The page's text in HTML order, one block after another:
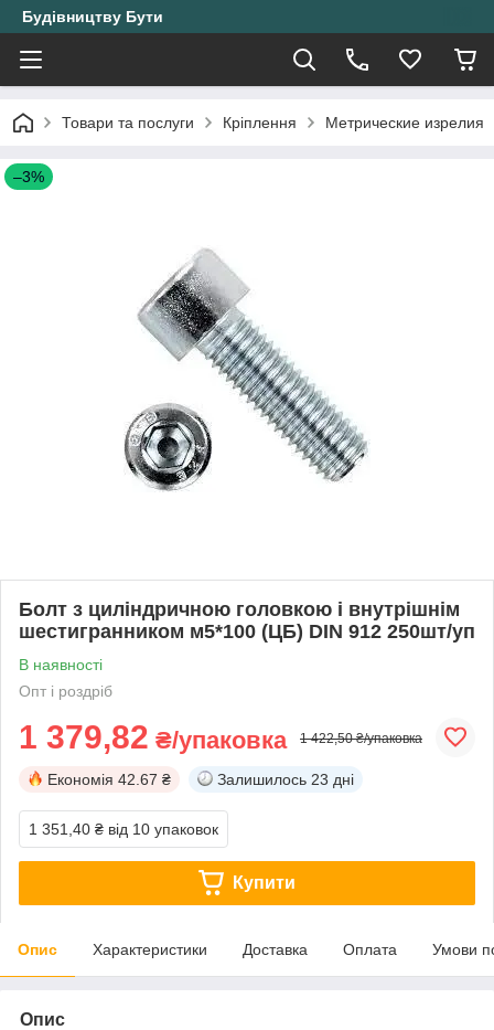
Будівництву Бути
Товари та послуги Кріплення Метрические изрелия
–3%
Болт з циліндричною головкою і внутрішнім
шестигранником м5*100 (ЦБ) DIN 912 250шт/уп
В наявності
Опт і роздріб
1 379,82 ₴/упаковка 1 422,50 ₴/упаковка
Економія 42.67 ₴ Залишилось 23 дні
1 351,40 ₴ від 10 упаковок
Купити
Опис Характеристики Доставка Оплата Умови
Опис